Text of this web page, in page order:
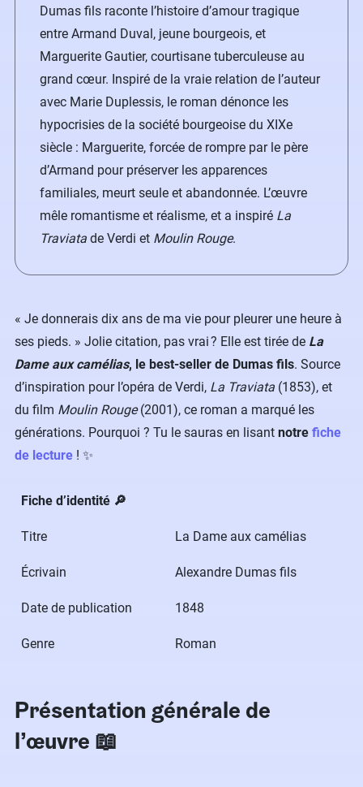
Dumas fils raconte l’histoire d’amour tragique
entre Armand Duval, jeune bourgeois, et
Marguerite Gautier, courtisane tuberculeuse au
grand cœur. Inspiré de la vraie relation de l’auteur
avec Marie Duplessis, le roman dénonce les
hypocrisies de la société bourgeoise du XIXe
siècle : Marguerite, forcée de rompre par le père
d’Armand pour préserver les apparences
familiales, meurt seule et abandonnée. L’œuvre
mêle romantisme et réalisme, et a inspiré La
Traviata de Verdi et Moulin Rouge.
« Je donnerais dix ans de ma vie pour pleurer une heure à
ses pieds. » Jolie citation, pas vrai ? Elle est tirée de La
Dame aux camélias, le best-seller de Dumas fils. Source
d’inspiration pour l’opéra de Verdi, La Traviata (1853), et
du film Moulin Rouge(2001), ce roman a marqué les
générations. Pourquoi ? Tu le sauras en lisant notre fiche
de lecture !​ ✨
Fiche d’identité 🔎
Titre La Dame aux camélias
Écrivain Alexandre Dumas fils
Date de publication 1848
Genre Roman
Présentation générale de
l’œuvre​ 📖